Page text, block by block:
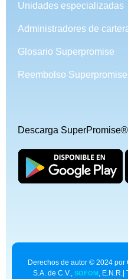
Unidades especializadas
Administradores de
Glosario Superpromise
Reembolso Superpromise
Descarga SuperPromise®
Derechos de autor © 2024 por
S.A. de C.V., SOFOM, E.N.R.|